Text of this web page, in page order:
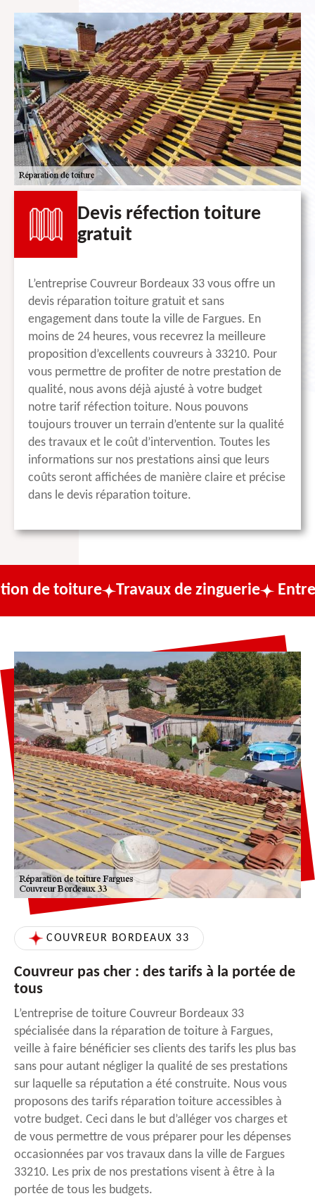
Devis réfection toiture
gratuit
L’entreprise Couvreur Bordeaux 33 vous offre un
devis réparation toiture gratuit et sans
engagement dans toute la ville de Fargues. En
moins de 24 heures, vous recevrez la meilleure
proposition d’excellents couvreurs à 33210. Pour
vous permettre de profiter de notre prestation de
qualité, nous avons déjà ajusté à votre budget
notre tarif réfection toiture. Nous pouvons
toujours trouver un terrain d’entente sur la qualité
des travaux et le coût d’intervention. Toutes les
informations sur nos prestations ainsi que leurs
coûts seront affichées de manière claire et précise
dans le devis réparation toiture.
Travaux de zinguerie Entreprise
COUVREUR BORDEAUX 33
Couvreur pas cher : des tarifs à la portée de
tous
L’entreprise de toiture Couvreur Bordeaux 33
spécialisée dans la réparation de toiture à Fargues,
veille à faire bénéficier ses clients des tarifs les plus bas
sans pour autant négliger la qualité de ses prestations
sur laquelle sa réputation a été construite. Nous vous
proposons des tarifs réparation toiture accessibles à
votre budget. Ceci dans le but d’alléger vos charges et
de vous permettre de vous préparer pour les dépenses
occasionnées par vos travaux dans la ville de Fargues
33210. Les prix de nos prestations visent à être à la
portée de tous les budgets.